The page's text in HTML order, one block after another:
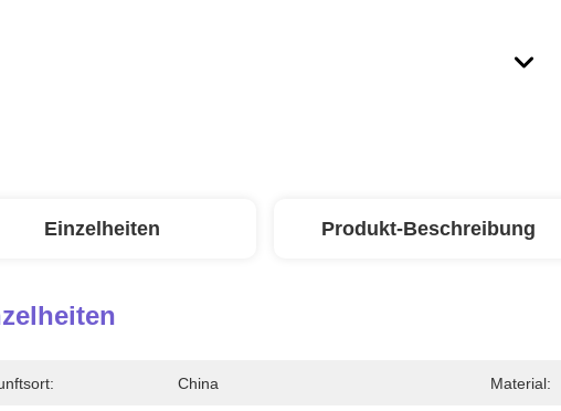
Einzelheiten Produkt-Beschreibung
China Material: